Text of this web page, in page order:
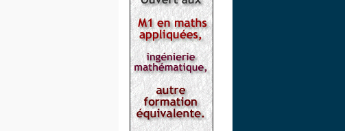
689
689
689
689
692
716
723
728
741
744